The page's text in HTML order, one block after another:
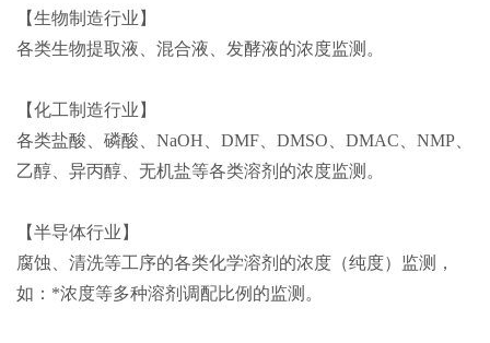
【生物制造行业】
各类生物提取液、混合液、发酵液的浓度监测。
【化工制造行业】
各类盐酸、磷酸、NaOH、DMF、DMSO、DMAC、NMP、
乙醇、异丙醇、无机盐等各类溶剂的浓度监测。
【半导体行业】
腐蚀、清洗等工序的各类化学溶剂的浓度（纯度）监测，
如：*浓度等多种溶剂调配比例的监测。